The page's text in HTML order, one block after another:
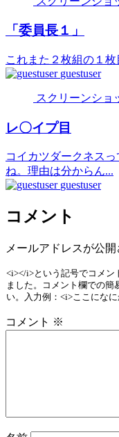
「委員長１」
これまた２枚組の１枚
guestuser
スクリーンショ
レ〇イプ目
コイカツダークネス
ね。理由は分からん...
guestuser
コメント
メールアドレスが公
<i></i>という記号でコメン
ました。コメント欄での簡
い。入力例：<i>ここにな
コメント ※